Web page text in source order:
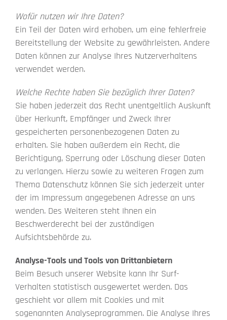
Wofür nutzen wir Ihre Daten?
Ein Teil der Daten wird erhoben, um eine fehlerfreie
Bereitstellung der Website zu gewährleisten. Andere
Daten können zur Analyse Ihres Nutzerverhaltens
verwendet werden.
Welche Rechte haben Sie bezüglich Ihrer Daten?
Sie haben jederzeit das Recht unentgeltlich Auskunft
über Herkunft, Empfänger und Zweck Ihrer
gespeicherten personenbezogenen Daten zu
erhalten. Sie haben außerdem ein Recht, die
Berichtigung, Sperrung oder Löschung dieser Daten
zu verlangen. Hierzu sowie zu weiteren Fragen zum
Thema Datenschutz können Sie sich jederzeit unter
der im Impressum angegebenen Adresse an uns
wenden. Des Weiteren steht Ihnen ein
Beschwerderecht bei der zuständigen
Aufsichtsbehörde zu.
Analyse-Tools und Tools von Drittanbietern
Beim Besuch unserer Website kann Ihr Surf-
Verhalten statistisch ausgewertet werden. Das
geschieht vor allem mit Cookies und mit
sogenannten Analyseprogrammen. Die Analyse Ihres